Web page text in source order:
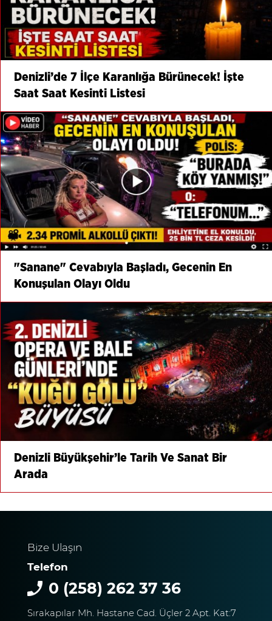
Denizli’de 7 İlçe Karanlığa Bürünecek! İşte
Saat Saat Kesinti Listesi
"Sanane" Cevabıyla Başladı, Gecenin En
Konuşulan Olayı Oldu
Denizli Büyükşehir’le Tarih Ve Sanat Bir
Arada
Bize Ulaşın
Telefon
0 (258) 262 37 36
Sırakapılar Mh. Hastane Cad. Üçler 2 Apt. Kat:7